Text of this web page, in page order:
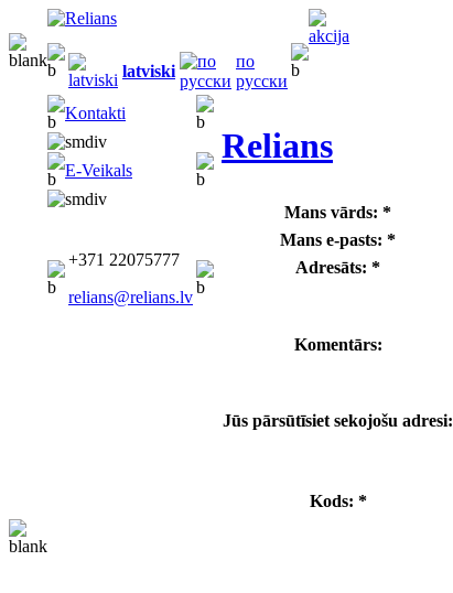
latviski
по
русски
Kontakti
E-Veikals
+371 22075777
relians@relians.lv
Relians
Mans vārds: *
Mans e-pasts: *
Adresāts: *
Komentārs:
Jūs pārsūtīsiet sekojošu adresi:
Kods: *